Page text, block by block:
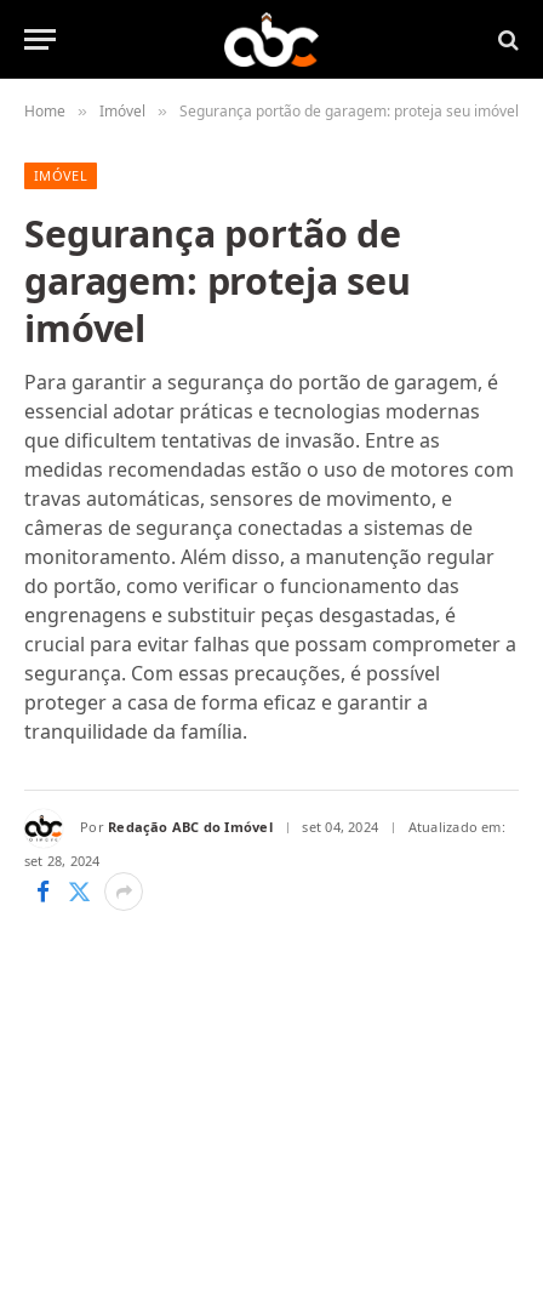
Home » Imóvel » Segurança portão de garagem: proteja seu imóvel
IMÓVEL
Segurança portão de
garagem: proteja seu
imóvel
Para garantir a segurança do portão de garagem, é
essencial adotar práticas e tecnologias modernas
que dificultem tentativas de invasão. Entre as
medidas recomendadas estão o uso de motores com
travas automáticas, sensores de movimento, e
câmeras de segurança conectadas a sistemas de
monitoramento. Além disso, a manutenção regular
do portão, como verificar o funcionamento das
engrenagens e substituir peças desgastadas, é
crucial para evitar falhas que possam comprometer a
segurança. Com essas precauções, é possível
proteger a casa de forma eficaz e garantir a
tranquilidade da família.
Por Redação ABC do Imóvel set 04, 2024
Atualizado em:
set 28, 2024